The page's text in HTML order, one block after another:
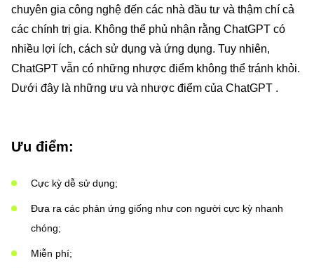
chuyên gia công nghệ đến các nhà đầu tư và thậm chí cả
các chính trị gia. Không thể phủ nhận rằng ChatGPT có
nhiều lợi ích, cách sử dụng và ứng dụng. Tuy nhiên,
ChatGPT vẫn có những nhược điểm không thể tránh khỏi.
Dưới đây là những ưu và nhược điểm của ChatGPT .
Ưu điểm:
Cực kỳ dễ sử dụng;
Đưa ra các phản ứng giống như con người cực kỳ nhanh
chóng;
Miễn phí;